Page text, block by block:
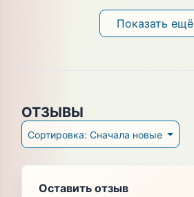
Показать ещё
ОТЗЫВЫ
Сортировка: Сначала новые
Оставить отзыв